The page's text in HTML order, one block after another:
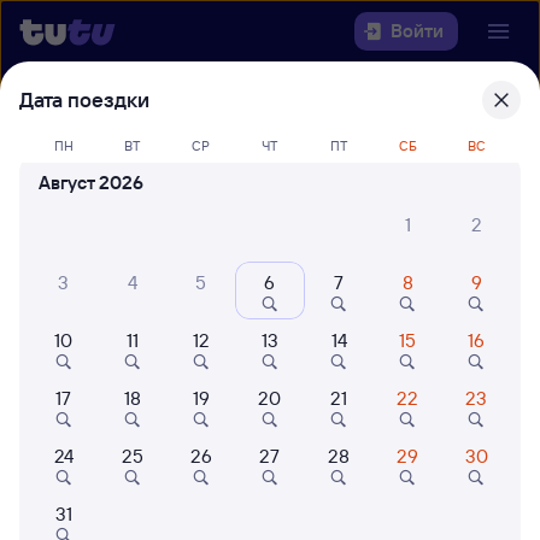
Войти
Выберите день, чтобы найти
билеты Ульт-Ягун — Саратов-1 Пасс.
22 года работаем для вас
Куда
Когда
Кто едет
Найти поезда
Дата поездки
ПН ВТ СР ЧТ ПТ СБ ВС
Август 2026
1
2
3 4 5 6 7 8 9
10 11 12 13 14 15 16
17 18 19 20 21 22 23
24 25 26 27 28 29 30
31